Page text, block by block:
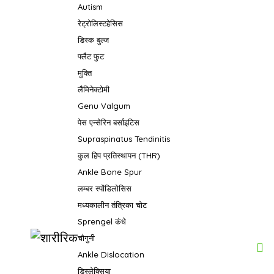
Autism
रेट्रोलिस्टहेसिस
डिस्क बुल्ज
फ्लैट फुट
मुक्ति
लैमिनेक्टोमी
Genu Valgum
पेस एन्सेरिन बर्साइटिस
Supraspinatus Tendinitis
कुल हिप प्रतिस्थापन (THR)
Ankle Bone Spur
लम्बर स्पोंडिलोसिस
मध्यकालीन तंत्रिका चोट
Sprengel कंधे
चौगुनी
Ankle Dislocation
डिस्लेक्सिया